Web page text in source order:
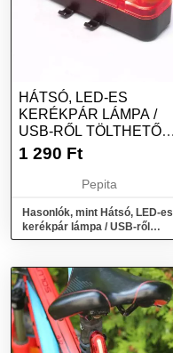
HÁTSÓ, LED-ES
KERÉKPÁR LÁMPA /
USB-RŐL TÖLTHETŐ
(QX-W05)
1 290 Ft
Pepita
Hasonlók, mint Hátsó, LED-es
kerékpár lámpa / USB-ről
tölthető (QX-W05)